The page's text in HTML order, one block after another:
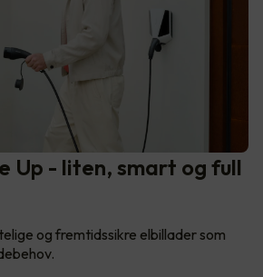
Up - liten, smart og full
og fremtidssikre elbillader som